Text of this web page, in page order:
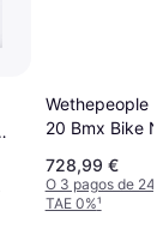
Wethepeople
20 Bmx Bike
728,99 €
O 3 pagos de
TAE 0%¹